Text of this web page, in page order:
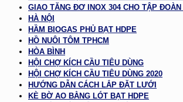
GIAO TĂNG ĐƠ INOX 304 CHO TẬP
HÀ NỘI
HẦM BIOGAS PHỦ BẠT HDPE
HỒ NUÔI TÔM TPHCM
HÒA BÌNH
HỘI CHỢ KÍCH CẦU TIÊU DÙNG
HỘI CHỢ KÍCH CẦU TIÊU DÙNG 2020
HƯỚNG DẪN CÁCH LẮP ĐẶT LƯỚI
KÈ BỜ AO BẰNG LÓT BẠT HDPE